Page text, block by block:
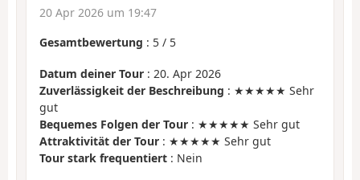
20 Apr 2026 um 19:47
Gesamtbewertung : 5 / 5
Datum deiner Tour : 20. Apr 2026
Zuverlässigkeit der Beschreibung : ★★★★★ Sehr
gut
Bequemes Folgen der Tour : ★★★★★ Sehr gut
Attraktivität der Tour : ★★★★★ Sehr gut
Tour stark frequentiert : Nein